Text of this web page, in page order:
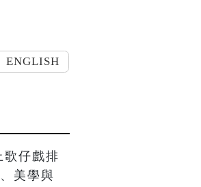
仔戲排
美學與